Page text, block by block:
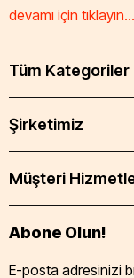
devamı için tıklayın...
Tüm Kategoriler
Şirketimiz
Müşteri
Abone Olun!
E-posta adresinizi